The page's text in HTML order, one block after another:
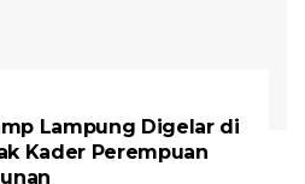
Lampung Digelar di
Kader Perempuan